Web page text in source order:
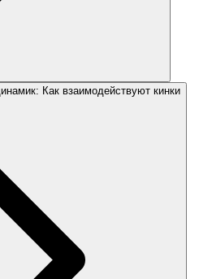
Как взаимодействуют кинки